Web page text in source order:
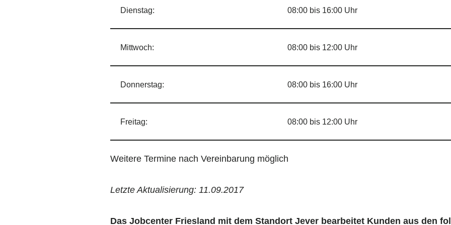
Dienstag: 08:00 bis 16:00 Uhr
Mittwoch: 08:00 bis 12:00 Uhr
Donnerstag: 08:00 bis 16:00 Uhr
Freitag: 08:00 bis 12:00 Uhr
Weitere Termine nach Vereinbarung möglich
Letzte Aktualisierung: 11.09.2017
Das Jobcenter Friesland mit dem Standort Jever bearbeitet Kunden aus den